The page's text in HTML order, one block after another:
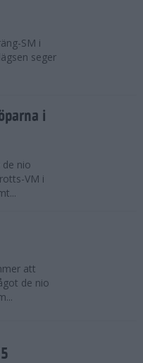
SM i
seger
i
nio
VM i
att
de nio